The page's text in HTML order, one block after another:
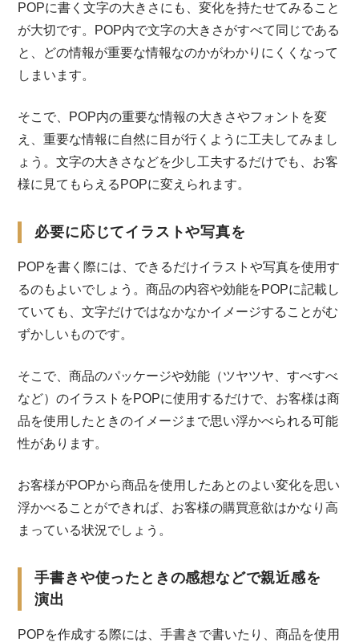
POPに書く文字の大きさにも、変化を持たせてみること
が大切です。POP内で文字の大きさがすべて同じである
と、どの情報が重要な情報なのかがわかりにくくなって
しまいます。
そこで、POP内の重要な情報の大きさやフォントを変
え、重要な情報に自然に目が行くように工夫してみまし
ょう。文字の大きさなどを少し工夫するだけでも、お客
様に見てもらえるPOPに変えられます。
必要に応じてイラストや写真を
POPを書く際には、できるだけイラストや写真を使用す
るのもよいでしょう。商品の内容や効能をPOPに記載し
ていても、文字だけではなかなかイメージすることがむ
ずかしいものです。
そこで、商品のパッケージや効能（ツヤツヤ、すべすべ
など）のイラストをPOPに使用するだけで、お客様は商
品を使用したときのイメージまで思い浮かべられる可能
性があります。
お客様がPOPから商品を使用したあとのよい変化を思い
浮かべることができれば、お客様の購買意欲はかなり高
まっている状況でしょう。
手書きや使ったときの感想などで親近感を
演出
POPを作成する際には、手書きで書いたり、商品を使用